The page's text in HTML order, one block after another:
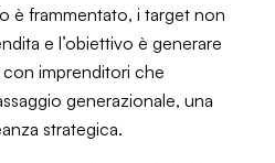
è frammentato, i target non
e l’obiettivo è generare
imprenditori che
generazionale, una
strategica.